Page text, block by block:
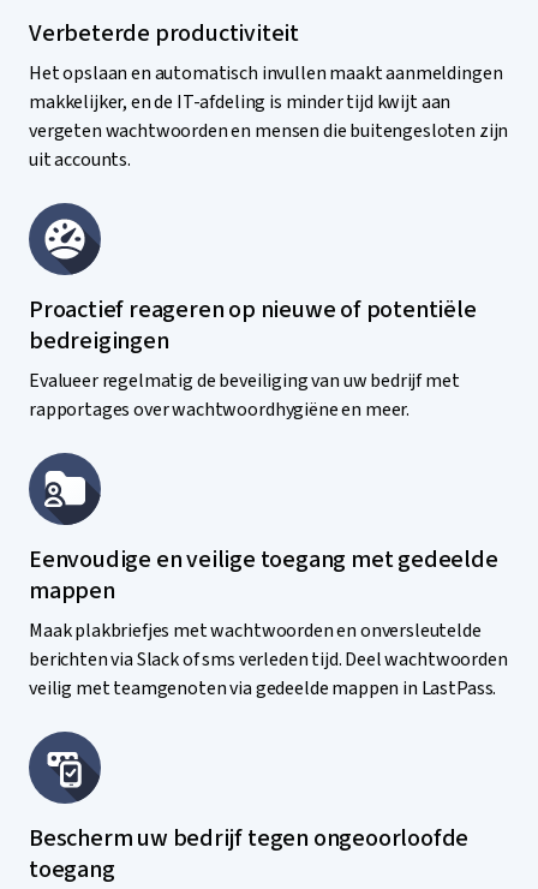
Verbeterde productiviteit
Het opslaan en automatisch invullen maakt aanmeldingen
makkelijker, en de IT-afdeling is minder tijd kwijt aan
vergeten wachtwoorden en mensen die buitengesloten zijn
uit accounts.
Proactief reageren op nieuwe of potentiële
bedreigingen
Evalueer regelmatig de beveiliging van uw bedrijf met
rapportages over wachtwoordhygiëne en meer.
Eenvoudige en veilige toegang met gedeelde
mappen
Maak plakbriefjes met wachtwoorden en onversleutelde
berichten via Slack of sms verleden tijd. Deel wachtwoorden
veilig met teamgenoten via gedeelde mappen in LastPass.
Bescherm uw bedrijf tegen ongeoorloofde
toegang